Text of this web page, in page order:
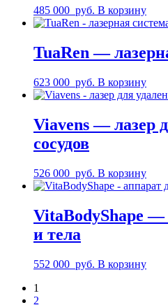
485 000 руб. В корзину
TuaRen —
623 000 руб. В корзину
Viavens — лазер
сосудов
526 000 руб. В корзину
VitaBodyShape —
и тела
552 000 руб. В корзину
1
2